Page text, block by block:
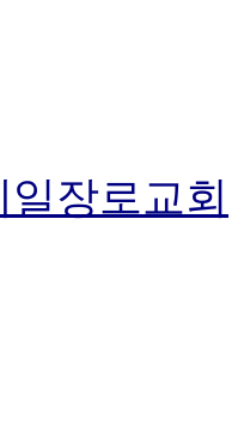
장로교회